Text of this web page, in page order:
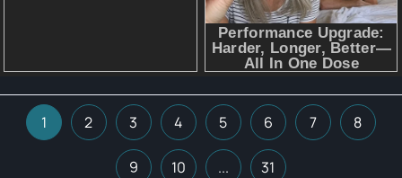
1 2 3 4 5 6 7 8
9 10 ... 31